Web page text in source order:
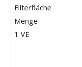
Filterfläche
Menge
1 VE